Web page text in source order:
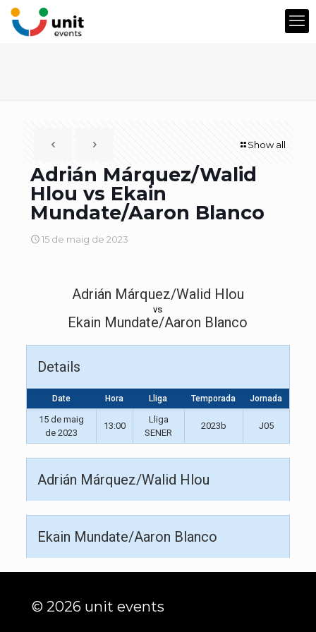
Show all
Adrián Márquez/Walid
Hlou vs Ekain
Mundate/Aaron Blanco
15 de maig de 2023
Adrián Márquez/Walid Hlou
vs
Ekain Mundate/Aaron Blanco
Details
Date Hora Lliga Temporada Jornada
15 de maig
de 2023
13:00
Lliga
SENER
2023b J05
Adrián Márquez/Walid Hlou
Ekain Mundate/Aaron Blanco
© 2026 unit events